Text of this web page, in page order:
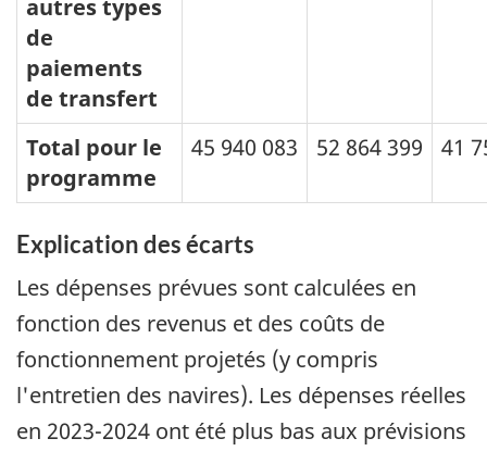
autres types
de
paiements
de transfert
Total pour le
programme
45 940 083 52 864 399 41
Explication des écarts
Les dépenses prévues sont calculées en
fonction des revenus et des coûts de
fonctionnement projetés (y compris
l'entretien des navires). Les dépenses réelles
en 2023-2024 ont été plus bas aux prévisions